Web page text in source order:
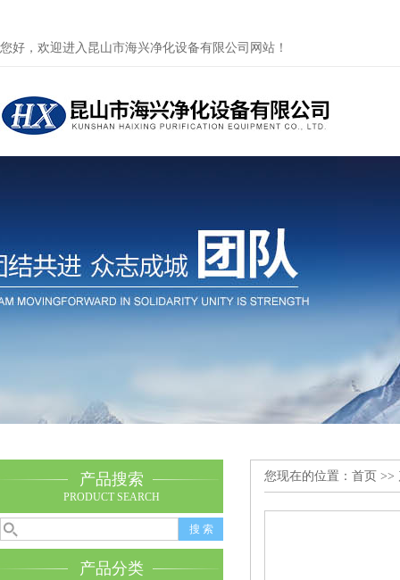
您好，欢迎进入昆山市海兴净化设备有限公司网站！
产品搜索
PRODUCT SEARCH
产品分类
您现在的位置： 首页 >>